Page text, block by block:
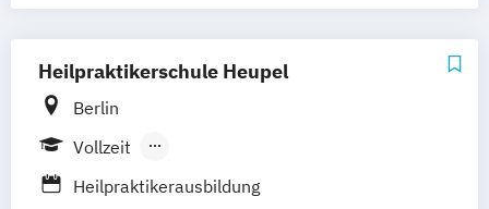
Heilpraktikerschule Heupel
Berlin
Vollzeit
Berufsbegleitender Präsenzlehrgang
Heilpraktikerausbildung